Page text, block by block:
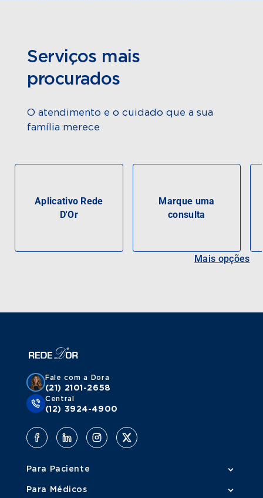
Serviços mais
procurados
O atendimento e o cuidado que a sua
família merece
Aplicativo Rede
D'Or
Marque uma
consulta
Mais opções
Fale com a Dora
(21) 2101-2658
Central
(12) 3924-4900
Para Paciente
Para Médicos